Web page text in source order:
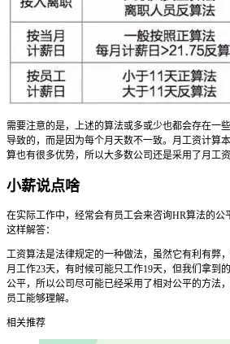
需要注意的是，上述的算法或多或少也都会存在一
导致的，而是因为每个月天数不一致。月工资计算
算也有很多优势，所以大多数公司还是采用了月工资
小薪说点啥
在实际工作中，经常会有员工会来咨询HR算法的公
这样解答：
工资算法是法律规定的一种做法，虽然它有利有弊
月工作23天，有时候可能只工作19天，但我们拿到
公平，所以公司尽可能已经采用了相对公平的方法
员工能够理解。
相关推荐